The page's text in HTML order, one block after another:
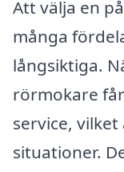
Att välja en
många
långsiktiga.
rörmokare
service,
situationer.